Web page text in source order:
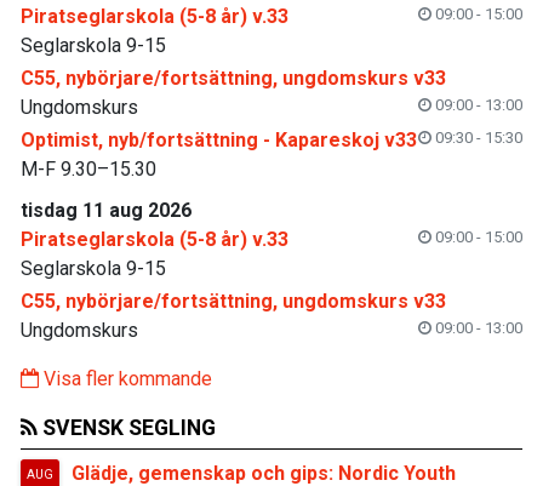
Piratseglarskola (5-8 år) v.33
09:00 - 15:00
Seglarskola 9-15
C55, nybörjare/fortsättning, ungdomskurs v33
09:00 - 13:00
Ungdomskurs
Optimist, nyb/fortsättning - Kapareskoj v33
09:30 - 15:30
M-F 9.30–15.30
tisdag 11 aug 2026
Piratseglarskola (5-8 år) v.33
09:00 - 15:00
Seglarskola 9-15
C55, nybörjare/fortsättning, ungdomskurs v33
09:00 - 13:00
Ungdomskurs
Visa fler kommande
SVENSK SEGLING
AUG
Glädje, gemenskap och gips: Nordic Youth